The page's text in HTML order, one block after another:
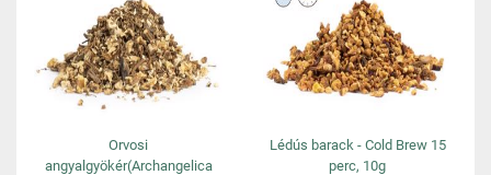
Orvosi
angyalgyökér(Archangelica
Lédús barack - Cold Brew 15
perc, 10g